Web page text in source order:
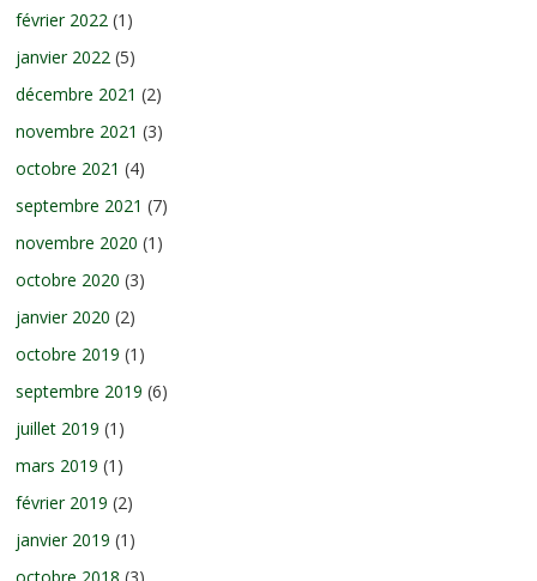
février 2022 (1)
janvier 2022 (5)
décembre 2021 (2)
novembre 2021 (3)
octobre 2021 (4)
septembre 2021 (7)
novembre 2020 (1)
octobre 2020 (3)
janvier 2020 (2)
octobre 2019 (1)
septembre 2019 (6)
juillet 2019 (1)
mars 2019 (1)
février 2019 (2)
janvier 2019 (1)